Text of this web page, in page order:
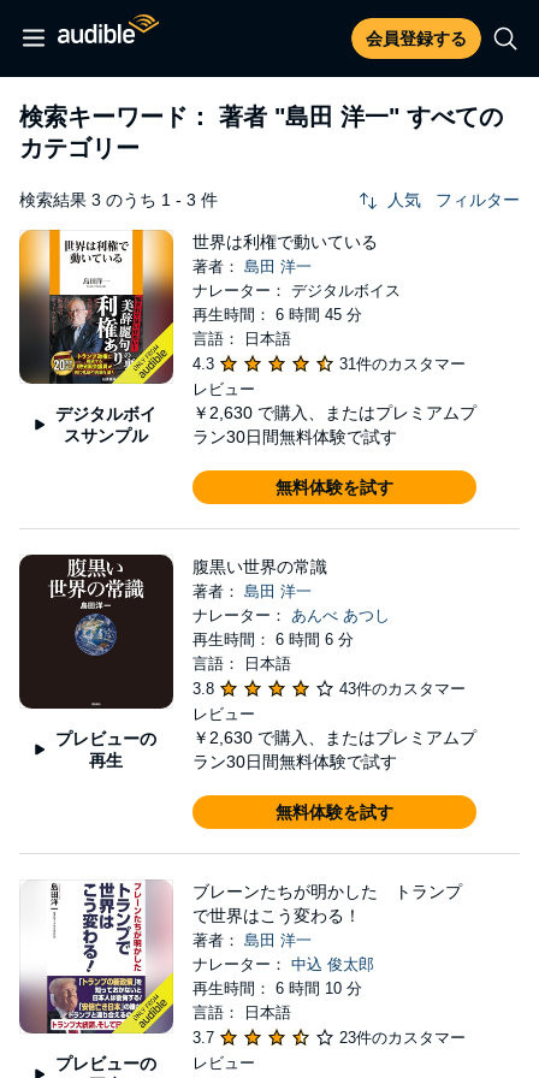
会員登録する
検索キーワード： 著者 "島田 洋一" すべての
カテゴリー
検索結果 3 のうち 1 - 3 件 人気 フィルター
デジタルボイ
スサンプル
世界は利権で動いている
著者： 島田 洋一
ナレーター： デジタルボイス
再生時間： 6 時間 45 分
言語： 日本語
4.3
31件のカスタマー
レビュー
￥2,630 で購入、またはプレミアムプ
ラン30日間無料体験で試す
無料体験を試す
プレビューの
再生
腹黒い世界の常識
著者： 島田 洋一
ナレーター： あんべ あつし
再生時間： 6 時間 6 分
言語： 日本語
3.8
43件のカスタマー
レビュー
￥2,630 で購入、またはプレミアムプ
ラン30日間無料体験で試す
無料体験を試す
プレビューの
ブレーンたちが明かした トランプ
で世界はこう変わる！
著者： 島田 洋一
ナレーター： 中込 俊太郎
再生時間： 6 時間 10 分
言語： 日本語
3.7
23件のカスタマー
レビュー